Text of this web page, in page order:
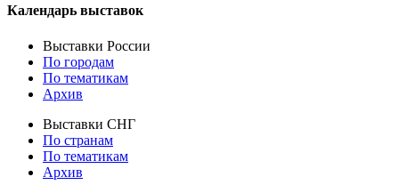
Календарь выставок
Выставки России
По городам
По тематикам
Архив
Выставки СНГ
По странам
По тематикам
Архив